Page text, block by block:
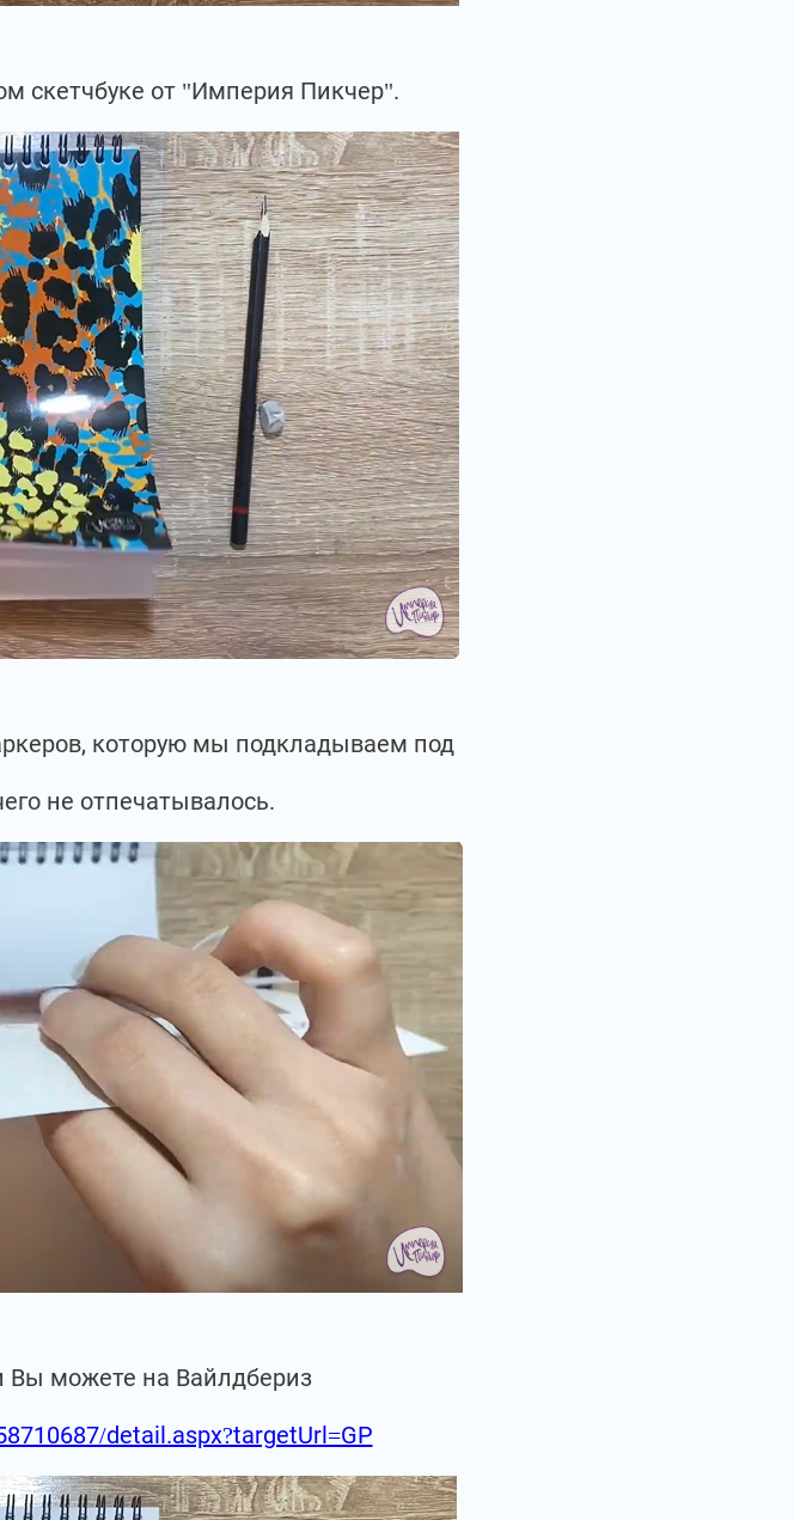
скетчбуке от "Империя Пикчер".
которую мы подкладываем под
не отпечатывалось.
Вы можете на Вайлдбериз
detail.aspx?targetUrl=GP